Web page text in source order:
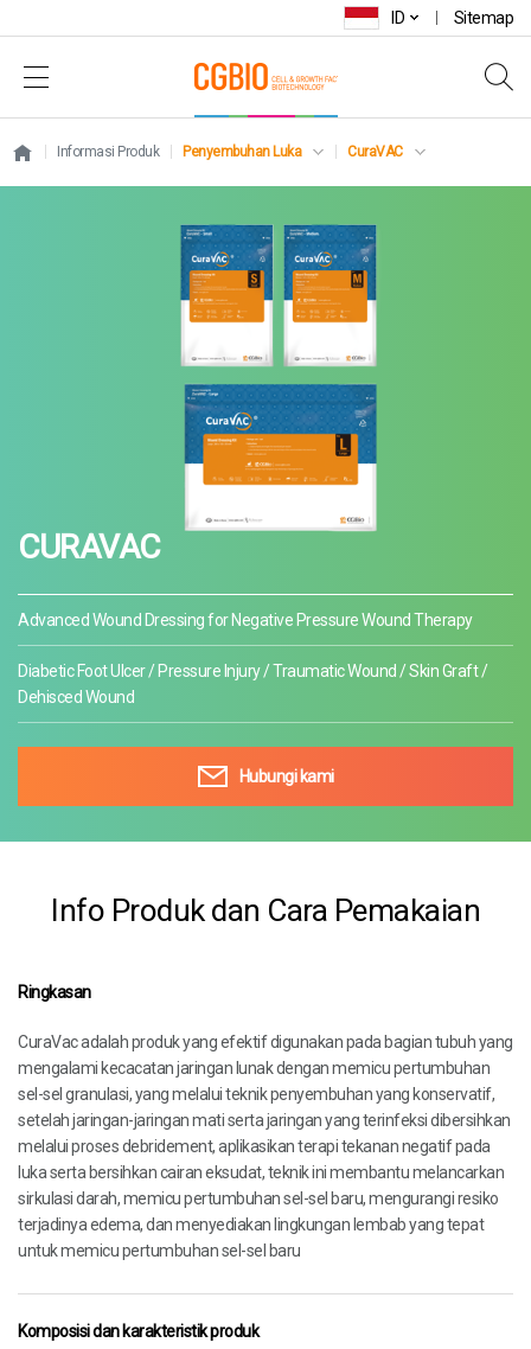
ID Sitemap
Informasi Produk Penyembuhan Luka CuraVAC
CURAVAC
Advanced Wound Dressing for Negative Pressure Wound Therapy
Diabetic Foot Ulcer / Pressure Injury / Traumatic Wound / Skin Graft /
Dehisced Wound
Hubungi kami
Info Produk dan Cara Pemakaian
Ringkasan
CuraVac adalah produk yang efektif digunakan pada bagian tubuh yang
mengalami kecacatan jaringan lunak dengan memicu pertumbuhan
sel-sel granulasi, yang melalui teknik penyembuhan yang konservatif,
setelah jaringan-jaringan mati serta jaringan yang terinfeksi dibersihkan
melalui proses debridement, aplikasikan terapi tekanan negatif pada
luka serta bersihkan cairan eksudat, teknik ini membantu melancarkan
sirkulasi darah, memicu pertumbuhan sel-sel baru, mengurangi resiko
terjadinya edema, dan menyediakan lingkungan lembab yang tepat
untuk memicu pertumbuhan sel-sel baru
Komposisi dan karakteristik produk